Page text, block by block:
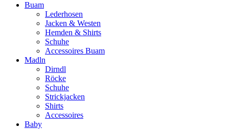
Buam
Lederhosen
Jacken & Westen
Hemden & Shirts
Schuhe
Accessoires Buam
Madln
Dirndl
Röcke
Schuhe
Strickjacken
Shirts
Accessoires
Baby